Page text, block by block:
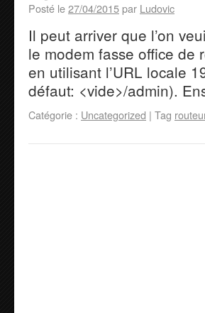
Posté le27/04/2015par Ludovic
Il peut arriver que l’on
le modem fasse office de
en utilisant l’URL locale
défaut: <vide>/admin).
Catégorie : Uncategorized | Tag